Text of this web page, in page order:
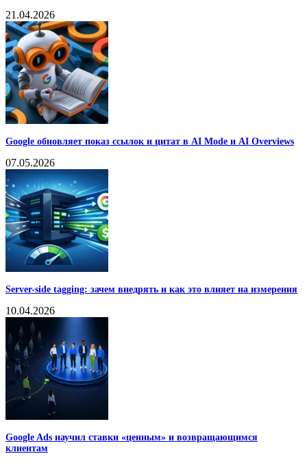
21.04.2026
Google обновляет показ ссылок и цитат в AI Mode и AI Overviews
07.05.2026
Server-side tagging: зачем внедрять и как это влияет на измерения
10.04.2026
Google Ads научил ставки «ценным» и возвращающимся
клиентам